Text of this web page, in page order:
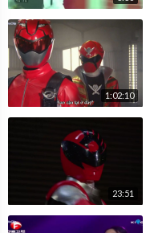
1:02:10
23:51